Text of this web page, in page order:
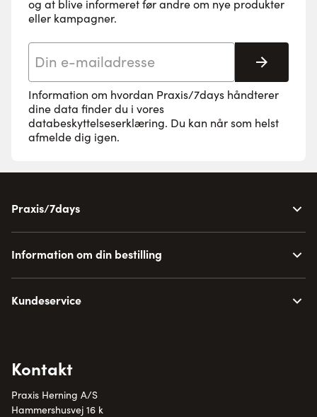
og at blive informeret før andre om nye produkter
eller kampagner.
Tilmeld
Information om hvordan Praxis/7days håndterer
dine data finder du i vores
databeskyttelseserklæring. Du kan når som helst
afmelde dig igen.
Praxis/7days
Information om din bestilling
Kundeservice
Kontakt
Praxis Herning A/S
Hammershusvej 16 k